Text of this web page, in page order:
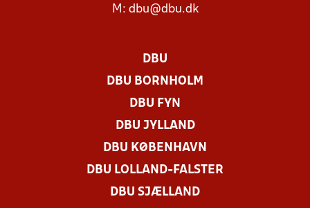
M: dbu@dbu.dk
DBU
DBU BORNHOLM
DBU FYN
DBU JYLLAND
DBU KØBENHAVN
DBU LOLLAND-FALSTER
DBU SJÆLLAND